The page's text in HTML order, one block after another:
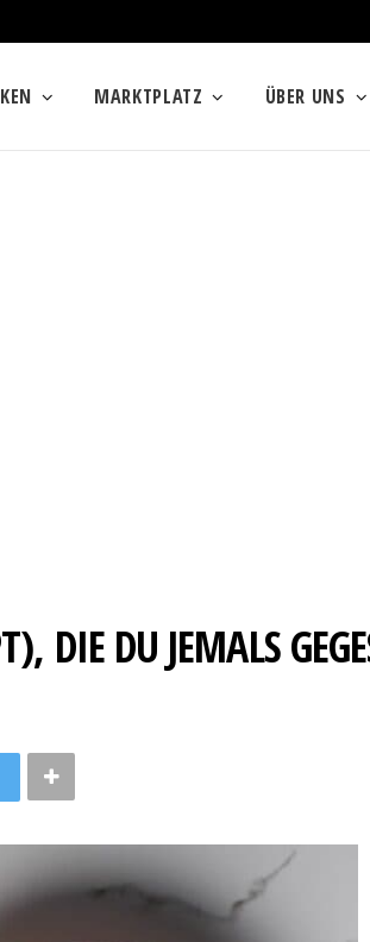
MARKTPLATZ ÜBER UNS
DIE DU JEMALS